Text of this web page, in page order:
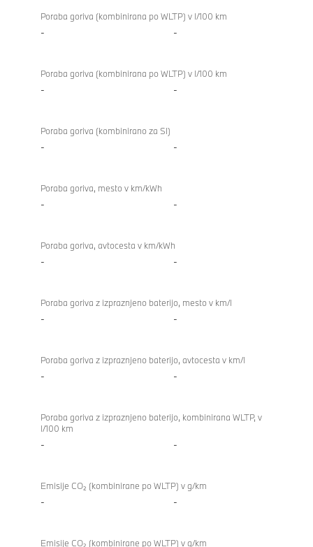
Poraba goriva (kombinirana po WLTP) v l/100 km
- -
Poraba goriva (kombinirana po WLTP) v l/100 km
- -
Poraba goriva (kombinirano za SI)
- -
Poraba goriva, mesto v km/kWh
- -
Poraba goriva, avtocesta v km/kWh
- -
Poraba goriva z izpraznjeno baterijo, mesto v km/l
- -
Poraba goriva z izpraznjeno baterijo, avtocesta v km/l
- -
Poraba goriva z izpraznjeno baterijo, kombinirana WLTP, v
l/100 km
- -
Emisije CO₂ (kombinirane po WLTP) v g/km
- -
Emisije CO₂ (kombinirane po WLTP) v g/km